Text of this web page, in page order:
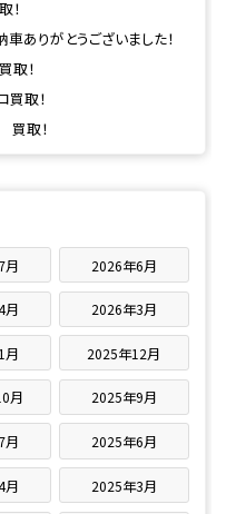
！
ありがとうございました！
取！
買取！
買取！
月 2026年6月
月 2026年3月
月 2025年12月
月 2025年9月
月 2025年6月
月 2025年3月